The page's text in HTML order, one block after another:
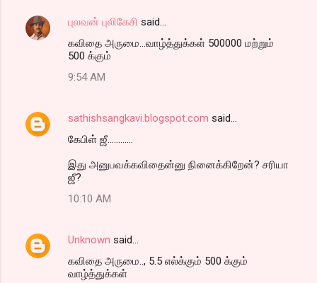
புலவன் புலிகேசி said…
கவிதை அருமை...வாழ்த்துக்கள் 500000 மற்றும்
500 க்கும்
9:54 AM
sathishsangkavi.blogspot.com said…
கேபிள் ஜீ............
இது அனுபவக்கவிதைன்னு நினைக்கிறேன்? சரியா
ஜீ?
10:10 AM
Unknown said…
கவிதை அருமை.., 5.5 எல்க்கும் 500 க்கும்
வாழ்த்துக்கள்